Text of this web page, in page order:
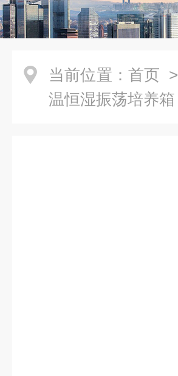
当前位置： 首页 >
温恒湿振荡培养箱